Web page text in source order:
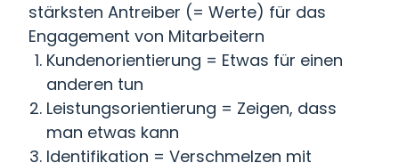
stärksten Antreiber (= Werte) für das
Engagement von Mitarbeitern
Kundenorientierung = Etwas für einen
anderen tun
Leistungsorientierung = Zeigen, dass
man etwas kann
Identifikation = Verschmelzen mit